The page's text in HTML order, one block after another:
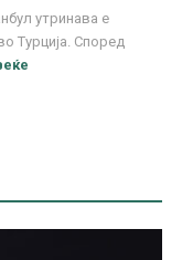
утринава е
Турција. Според